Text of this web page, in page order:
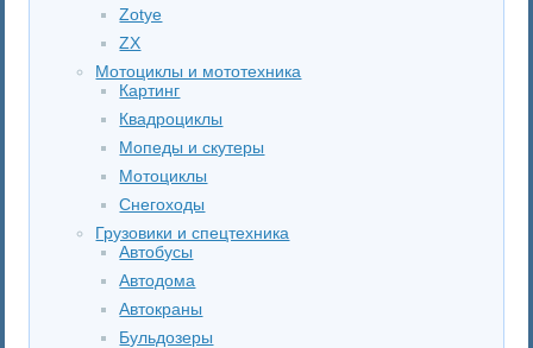
Zotye
ZX
Мотоциклы и мототехника
Картинг
Квадроциклы
Мопеды и скутеры
Мотоциклы
Снегоходы
Грузовики и спецтехника
Автобусы
Автодома
Автокраны
Бульдозеры